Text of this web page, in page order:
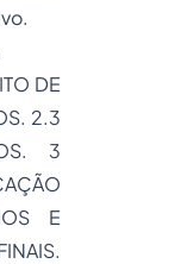
DE
2.3
3
E